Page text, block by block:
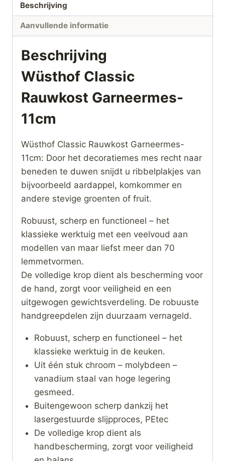
Beschrijving
Aanvullende informatie
Beschrijving
Wüsthof Classic
Rauwkost Garneermes-
11cm
Wüsthof Classic Rauwkost Garneermes-
11cm: Door het decoratiemes mes recht naar
beneden te duwen snijdt u ribbelplakjes van
bijvoorbeeld aardappel, komkommer en
andere stevige groenten of fruit.
Robuust, scherp en functioneel – het
klassieke werktuig met een veelvoud aan
modellen van maar liefst meer dan 70
lemmetvormen.
De volledige krop dient als bescherming voor
de hand, zorgt voor veiligheid en een
uitgewogen gewichtsverdeling. De robuuste
handgreepdelen zijn duurzaam vernageld.
Robuust, scherp en functioneel – het
klassieke werktuig in de keuken.
Uit één stuk chroom – molybdeen –
vanadium staal van hoge legering
gesmeed.
Buitengewoon scherp dankzij het
lasergestuurde slijpproces, PEtec
De volledige krop dient als
handbescherming, zorgt voor veiligheid